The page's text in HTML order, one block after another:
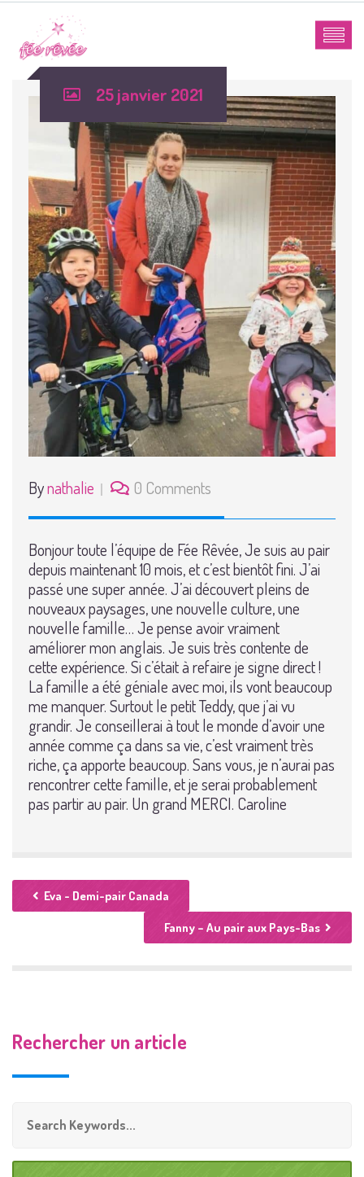
25 janvier 2021
Bynathalie 0 Comments
Bonjour toute l’équipe de Fée Rêvée, Je suis au pair
depuis maintenant 10 mois, et c’est bientôt fini. J’ai
passé une super année. J’ai découvert pleins de
nouveaux paysages, une nouvelle culture, une
nouvelle famille… Je pense avoir vraiment
améliorer mon anglais. Je suis très contente de
cette expérience. Si c’était à refaire je signe direct !
La famille a été géniale avec moi, ils vont beaucoup
me manquer. Surtout le petit Teddy, que j’ai vu
grandir. Je conseillerai à tout le monde d’avoir une
année comme ça dans sa vie, c’est vraiment très
riche, ça apporte beaucoup. Sans vous, je n’aurai pas
rencontrer cette famille, et je serai probablement
pas partir au pair. Un grand MERCI. Caroline
Eva - Demi-pair Canada
Fanny – Au pair aux Pays-Bas
Rechercher un article